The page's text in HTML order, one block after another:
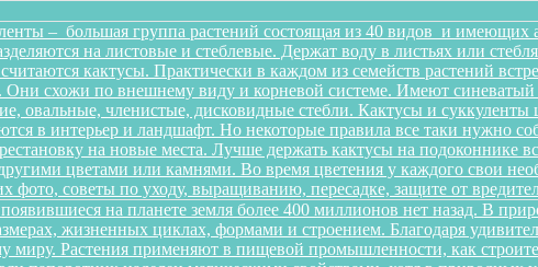
– большая группа растений состоящая из 40 видов и
на листовые и стеблевые. Держат воду в листьях или
кактусы. Практически в каждом из семейств растений
схожи по внешнему виду и корневой системе. Имеют
овальные, членистые, дисковидные стебли. Кактусы и
в интерьер и ландшафт. Но некоторые правила все таки нужно
на новые места. Лучше держать кактусы на подоконнике
цветами или камнями. Во время цветения у каждого свои
фото, советы по уходу, выращиванию, пересадке, защите от
на планете земля более 400 миллионов нет назад. В
жизненных циклах, формами и строением. Благодаря
миру. Растения применяют в пищевой промышленности, как